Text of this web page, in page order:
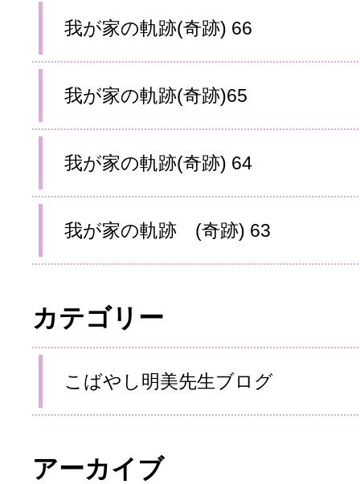
我が家の軌跡(奇跡) 66
我が家の軌跡(奇跡)65
我が家の軌跡(奇跡) 64
我が家の軌跡 (奇跡) 63
カテゴリー
こばやし明美先生ブログ
アーカイブ